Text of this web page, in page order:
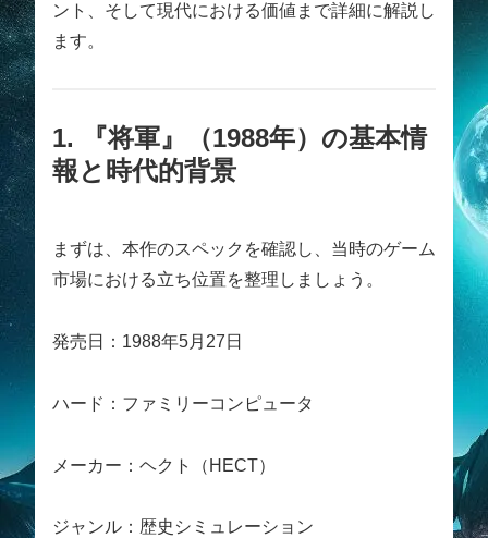
ント、そして現代における価値まで詳細に解説し
ます。
1. 『将軍』（1988年）の基本情
報と時代的背景
まずは、本作のスペックを確認し、当時のゲーム
市場における立ち位置を整理しましょう。
発売日：1988年5月27日
ハード：ファミリーコンピュータ
メーカー：ヘクト（HECT）
ジャンル：歴史シミュレーション